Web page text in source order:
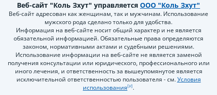
Веб-сайт "Коль Зхут" управляется ООО "Коль Зхут"
Веб-сайт адресован как женщинам, так и мужчинам. Использование
мужского рода сделано только для удобства.
Информация на веб-сайте носит общий характер и не является
обязательной информацией. Обязательные права определяются
законом, нормативными актами и судебными решениями.
Использование информации на веб-сайте не является заменой
получения консультации или юридического, профессионального или
иного лечения, и ответственность за вышеупомянутое является
исключительной ответственностью пользователя - см.Условия
использования
.